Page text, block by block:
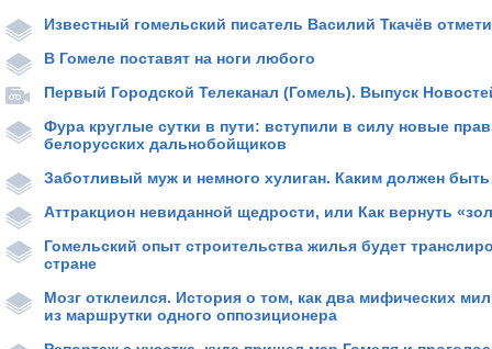
Известный гомельский писатель Василий Ткачёв
В Гомеле поставят на ноги любого
Первый Городской Телеканал (Гомель). Выпуск
Фура круглые сутки в пути: вступили в силу новые
белорусских дальнобойщиков
Заботливый муж и немного хулиган. Каким должен
Аттракцион невиданной щедрости, или Как вернуть
Гомельский опыт строительства жилья будет
стране
Мозг отклеился. История о том, как два мифических
из маршрутки одного оппозиционера